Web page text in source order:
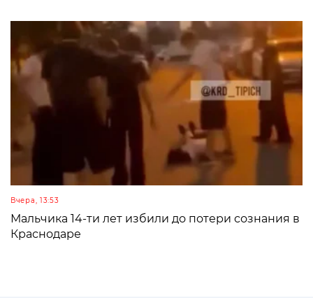
Вчера, 13:53
Мальчика 14-ти лет избили до потери сознания в
Краснодаре